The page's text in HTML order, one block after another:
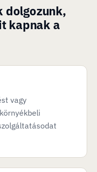
dolgozunk,
kapnak a
vagy